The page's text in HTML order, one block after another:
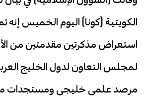
الكويتية (كونا) اليوم الخميس إنه
استعراض مذكرتين مقدمتين من
لمجلس التعاون لدول الخليج
مرصد علمي خليجي ومستجدات